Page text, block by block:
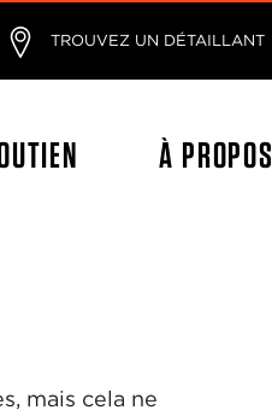
TROUVEZ UN DÉTAILLANT
À PROPOS
mais cela ne